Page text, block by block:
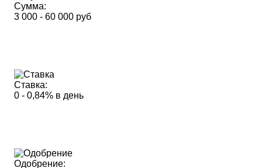
Сумма:
3 000 - 60 000 руб
Ставка:
0 - 0,84% в день
Одобрение: